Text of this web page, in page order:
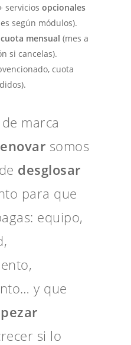
serviciosopcionales
según módulos).
cuota mensual (mes a
si cancelas).
cuota
marca
somos
desglosar
para que
equipo,
y que
si lo